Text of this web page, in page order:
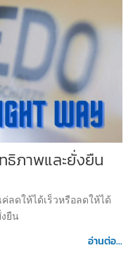
ธิภาพและยั่งยืน
ดให้ได้เร็วหรือลดให้ได้
ยืน
อ่านต่อ...